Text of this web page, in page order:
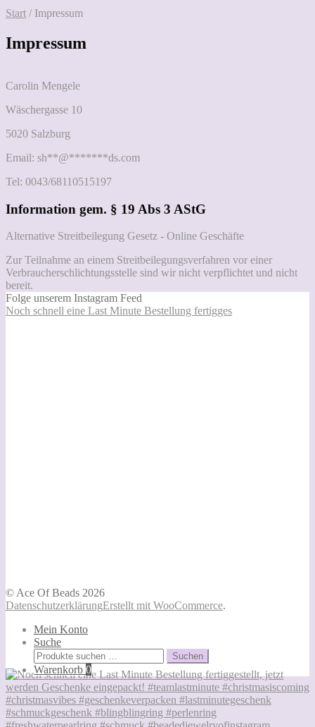
Start / Impressum
Impressum
Carolin Mengele
Wäschergasse 10
5020 Salzburg
Email: sh**@*******ds.com
Tel: 0043/68110515197
Information gem. § 19 Abs 3 AStG
Alternative Streitbeilegung Gesetz - Online Geschäfte
Zur Teilnahme an einem Streitbeilegungsverfahren vor einer
Verbraucherschlichtungsstelle sind wir nicht verpflichtet und nicht
bereit.
Folge unserem Instagram Feed
Noch schnell eine Last Minute Bestellung fertigges
© Ace Of Beads 2026
DatenschutzerklärungErstellt mit WooCommerce.
Mein Konto
Suche
Suchen
nach:
Suchen
Warenkorb 0